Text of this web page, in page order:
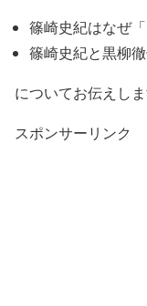
篠崎史紀はなぜ
篠崎史紀と黒柳
についてお伝えしま
スポンサーリンク